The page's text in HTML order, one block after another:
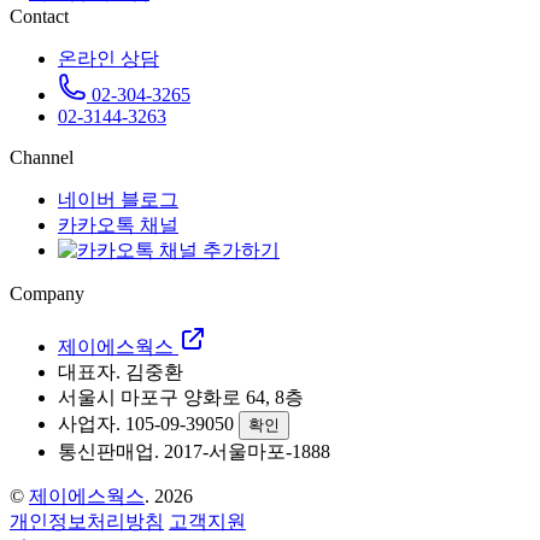
Contact
온라인 상담
02-304-3265
02-3144-3263
Channel
네이버 블로그
카카오톡 채널
Company
제이에스웍스
대표자. 김중환
서울시 마포구 양화로 64, 8층
사업자. 105-09-39050
확인
통신판매업. 2017-서울마포-1888
© 제이에스웍스. 2026
개인정보처리방침 고객지원